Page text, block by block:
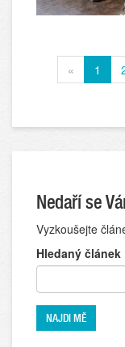
« 1
Nedaří se
Vyzkoušejte
Hledaný článek